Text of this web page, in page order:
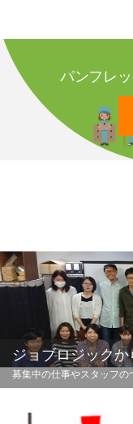
パンフレ
ジョブロジック
募集中の仕事やスタッフの